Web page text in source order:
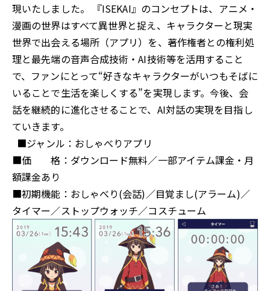
現いたしました。 『ISEKAI』のコンセプトは、アニメ・
漫画の世界はすべて異世界と捉え、キャラクターと現実
世界で出会える場所（アプリ）を、著作権者との権利処
理と最先端の音声合成技術・AI技術等を活用すること
で、ファンにとって“好きなキャラクターがいつもそばに
いることで生活を楽しくする”を実現します。今後、会
話を継続的に進化させることで、AI対話の実現を目指し
ていきます。
■ジャンル：おしゃべりアプリ
■価 格：ダウンロード無料／一部アイテム課金・月
額課金あり
■初期機能：おしゃべり(会話)／目覚まし(アラーム)／
タイマー／ストップウォッチ／コスチューム